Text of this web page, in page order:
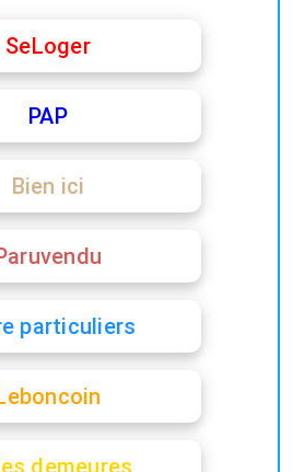
SeLoger
PAP
Bien ici
particuliers
demeures